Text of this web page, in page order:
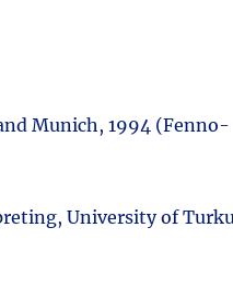
Munich, 1994 (Fenno-
University of